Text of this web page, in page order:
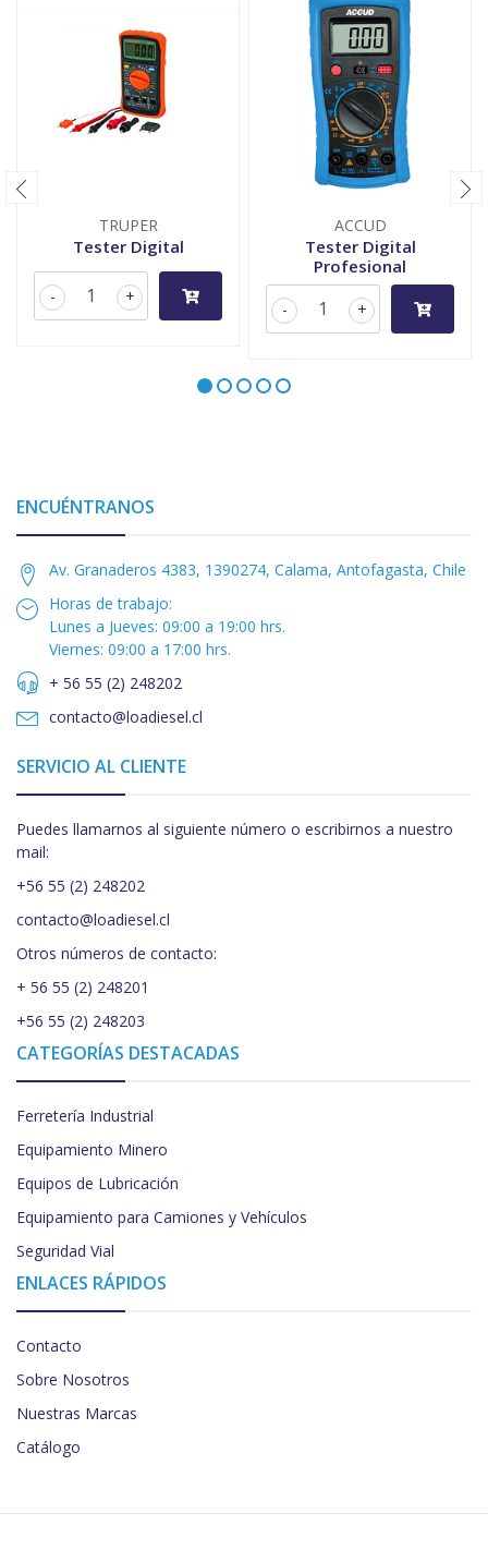
TRUPER
Tester Digital
+
-
ACCUD
Tester Digital
Profesional
+
-
ENCUÉNTRANOS
Av. Granaderos 4383, 1390274, Calama, Antofagasta, Chile
Horas de trabajo:
Lunes a Jueves: 09:00 a 19:00 hrs.
Viernes: 09:00 a 17:00 hrs.
+ 56 55 (2) 248202
contacto@loadiesel.cl
SERVICIO AL CLIENTE
Puedes llamarnos al siguiente número o escribirnos a nuestro
mail:
+56 55 (2) 248202
contacto@loadiesel.cl
Otros números de contacto:
+ 56 55 (2) 248201
+56 55 (2) 248203
CATEGORÍAS DESTACADAS
Ferretería Industrial
Equipamiento Minero
Equipos de Lubricación
Equipamiento para Camiones y Vehículos
Seguridad Vial
ENLACES RÁPIDOS
Contacto
Sobre Nosotros
Nuestras Marcas
Catálogo